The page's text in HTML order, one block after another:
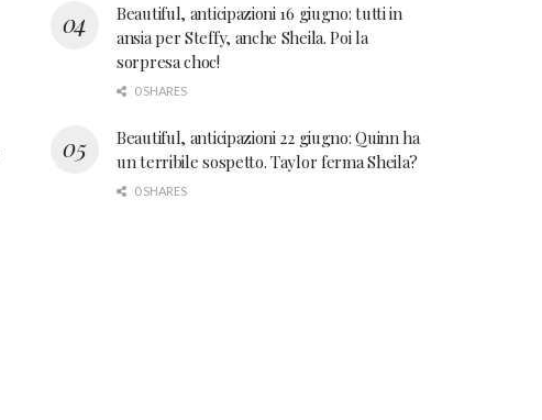
Beautiful, anticipazioni 16 giugno: tutti in
ansia per Steffy, anche Sheila. Poi la
sorpresa choc!
0 SHARES
Beautiful, anticipazioni 22 giugno: Quinn ha
un terribile sospetto. Taylor ferma Sheila?
0 SHARES